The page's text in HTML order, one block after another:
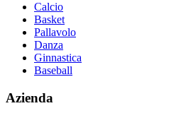
Calcio
Basket
Pallavolo
Danza
Ginnastica
Baseball
Azienda